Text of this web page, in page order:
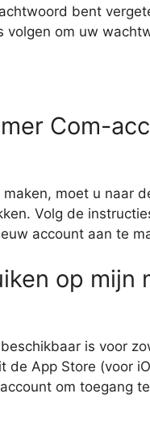
bent
volgen om uw
Com-
moet u naar
Volg de
account aan te
op mijn
is voor
App Store (voor
om toegang